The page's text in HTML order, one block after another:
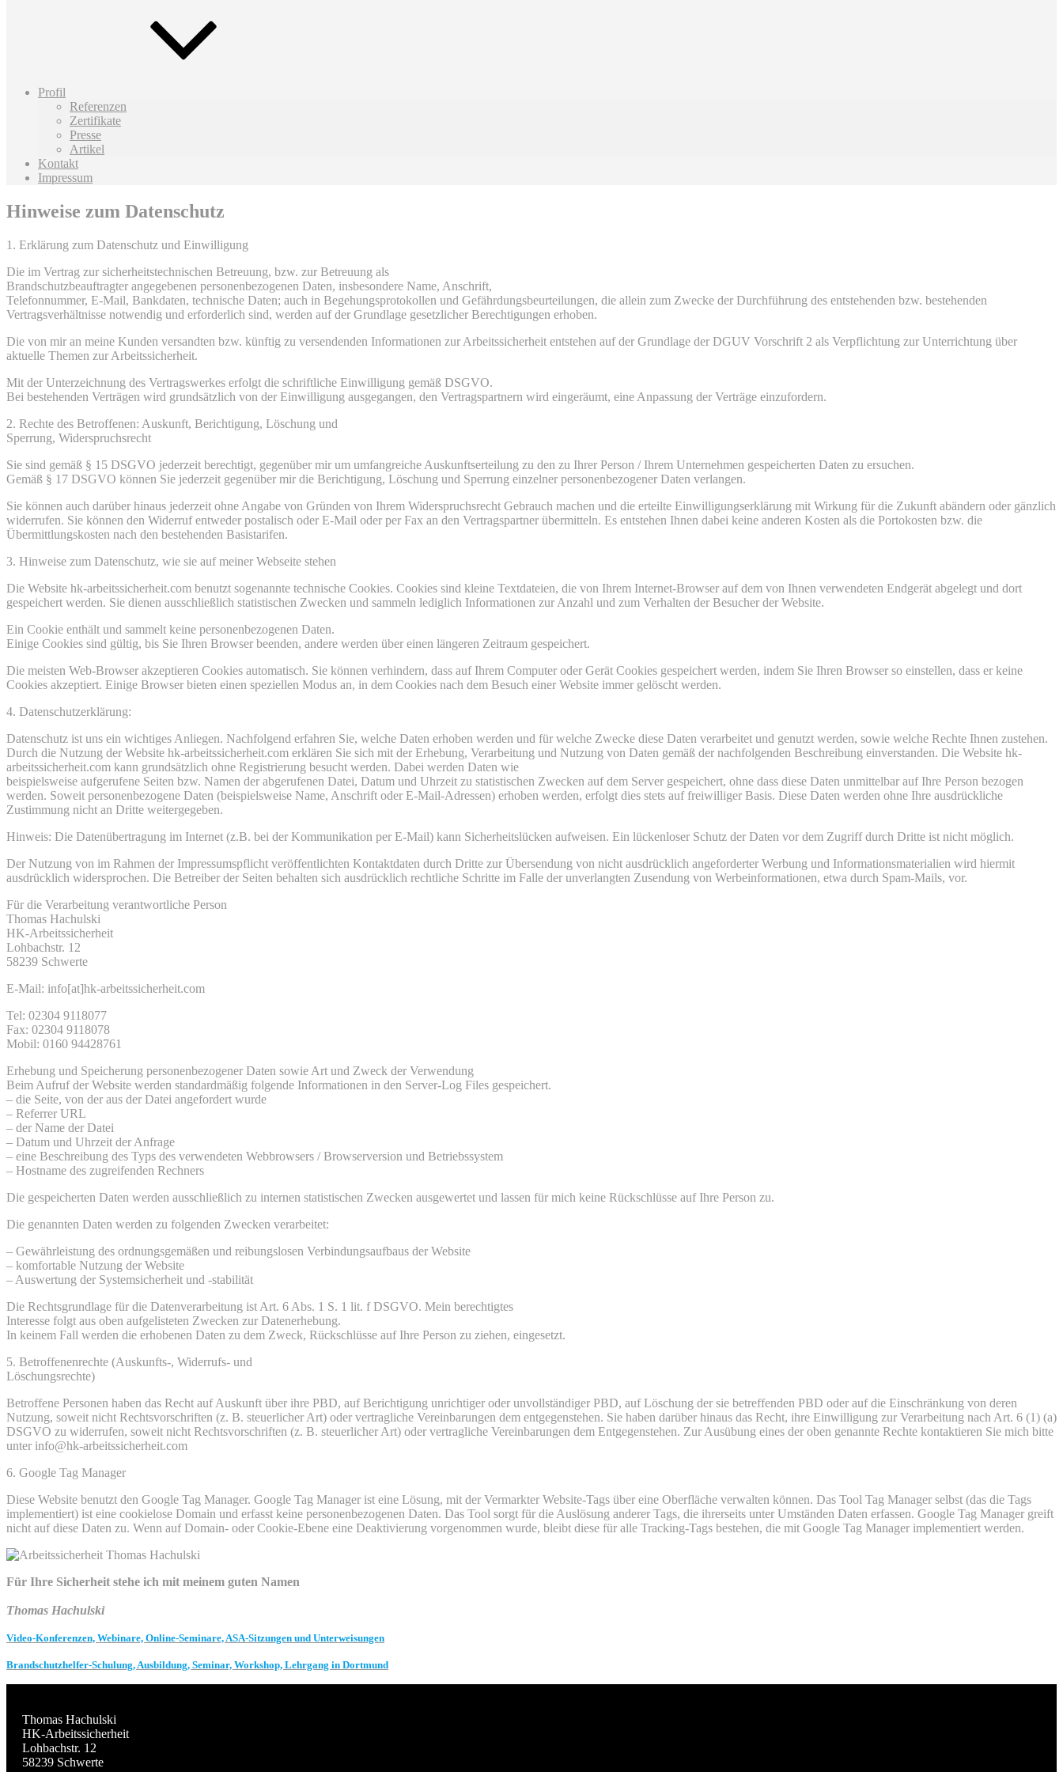
Profil
Referenzen
Zertifikate
Presse
Artikel
Kontakt
Impressum
Hinweise zum Datenschutz
1. Erklärung zum Datenschutz und Einwilligung
Die im Vertrag zur sicherheitstechnischen Betreuung, bzw. zur Betreuung als
Brandschutzbeauftragter angegebenen personenbezogenen Daten, insbesondere Name, Anschrift,
Telefonnummer, E-Mail, Bankdaten, technische Daten; auch in Begehungsprotokollen und Gefährdungsbeurteilungen, die allein zum Zwecke der Durchführung des entstehenden bzw. bestehenden
Vertragsverhältnisse notwendig und erforderlich sind, werden auf der Grundlage gesetzlicher Berechtigungen erhoben.
Die von mir an meine Kunden versandten bzw. künftig zu versendenden Informationen zur Arbeitssicherheit entstehen auf der Grundlage der DGUV Vorschrift 2 als Verpflichtung zur Unterrichtung über
aktuelle Themen zur Arbeitssicherheit.
Mit der Unterzeichnung des Vertragswerkes erfolgt die schriftliche Einwilligung gemäß DSGVO.
Bei bestehenden Verträgen wird grundsätzlich von der Einwilligung ausgegangen, den Vertragspartnern wird eingeräumt, eine Anpassung der Verträge einzufordern.
2. Rechte des Betroffenen: Auskunft, Berichtigung, Löschung und
Sperrung, Widerspruchsrecht
Sie sind gemäß § 15 DSGVO jederzeit berechtigt, gegenüber mir um umfangreiche Auskunftserteilung zu den zu Ihrer Person / Ihrem Unternehmen gespeicherten Daten zu ersuchen.
Gemäß § 17 DSGVO können Sie jederzeit gegenüber mir die Berichtigung, Löschung und Sperrung einzelner personenbezogener Daten verlangen.
Sie können auch darüber hinaus jederzeit ohne Angabe von Gründen von Ihrem Widerspruchsrecht Gebrauch machen und die erteilte Einwilligungserklärung mit Wirkung für die Zukunft abändern oder gänzlich
widerrufen. Sie können den Widerruf entweder postalisch oder E-Mail oder per Fax an den Vertragspartner übermitteln. Es entstehen Ihnen dabei keine anderen Kosten als die Portokosten bzw. die
Übermittlungskosten nach den bestehenden Basistarifen.
3. Hinweise zum Datenschutz, wie sie auf meiner Webseite stehen
Die Website hk-arbeitssicherheit.com benutzt sogenannte technische Cookies. Cookies sind kleine Textdateien, die von Ihrem Internet-Browser auf dem von Ihnen verwendeten Endgerät abgelegt und dort
gespeichert werden. Sie dienen ausschließlich statistischen Zwecken und sammeln lediglich Informationen zur Anzahl und zum Verhalten der Besucher der Website.
Ein Cookie enthält und sammelt keine personenbezogenen Daten.
Einige Cookies sind gültig, bis Sie Ihren Browser beenden, andere werden über einen längeren Zeitraum gespeichert.
Die meisten Web-Browser akzeptieren Cookies automatisch. Sie können verhindern, dass auf Ihrem Computer oder Gerät Cookies gespeichert werden, indem Sie Ihren Browser so einstellen, dass er keine
Cookies akzeptiert. Einige Browser bieten einen speziellen Modus an, in dem Cookies nach dem Besuch einer Website immer gelöscht werden.
4. Datenschutzerklärung:
Datenschutz ist uns ein wichtiges Anliegen. Nachfolgend erfahren Sie, welche Daten erhoben werden und für welche Zwecke diese Daten verarbeitet und genutzt werden, sowie welche Rechte Ihnen zustehen.
Durch die Nutzung der Website hk-arbeitssicherheit.com erklären Sie sich mit der Erhebung, Verarbeitung und Nutzung von Daten gemäß der nachfolgenden Beschreibung einverstanden. Die Website hk-
arbeitssicherheit.com kann grundsätzlich ohne Registrierung besucht werden. Dabei werden Daten wie
beispielsweise aufgerufene Seiten bzw. Namen der abgerufenen Datei, Datum und Uhrzeit zu statistischen Zwecken auf dem Server gespeichert, ohne dass diese Daten unmittelbar auf Ihre Person bezogen
werden. Soweit personenbezogene Daten (beispielsweise Name, Anschrift oder E-Mail-Adressen) erhoben werden, erfolgt dies stets auf freiwilliger Basis. Diese Daten werden ohne Ihre ausdrückliche
Zustimmung nicht an Dritte weitergegeben.
Hinweis: Die Datenübertragung im Internet (z.B. bei der Kommunikation per E-Mail) kann Sicherheitslücken aufweisen. Ein lückenloser Schutz der Daten vor dem Zugriff durch Dritte ist nicht möglich.
Der Nutzung von im Rahmen der Impressumspflicht veröffentlichten Kontaktdaten durch Dritte zur Übersendung von nicht ausdrücklich angeforderter Werbung und Informationsmaterialien wird hiermit
ausdrücklich widersprochen. Die Betreiber der Seiten behalten sich ausdrücklich rechtliche Schritte im Falle der unverlangten Zusendung von Werbeinformationen, etwa durch Spam-Mails, vor.
Für die Verarbeitung verantwortliche Person
Thomas Hachulski
HK-Arbeitssicherheit
Lohbachstr. 12
58239 Schwerte
E-Mail: info[at]hk-arbeitssicherheit.com
Tel: 02304 9118077
Fax: 02304 9118078
Mobil: 0160 94428761
Erhebung und Speicherung personenbezogener Daten sowie Art und Zweck der Verwendung
Beim Aufruf der Website werden standardmäßig folgende Informationen in den Server-Log Files gespeichert.
– die Seite, von der aus der Datei angefordert wurde
– Referrer URL
– der Name der Datei
– Datum und Uhrzeit der Anfrage
– eine Beschreibung des Typs des verwendeten Webbrowsers / Browserversion und Betriebssystem
– Hostname des zugreifenden Rechners
Die gespeicherten Daten werden ausschließlich zu internen statistischen Zwecken ausgewertet und lassen für mich keine Rückschlüsse auf Ihre Person zu.
Die genannten Daten werden zu folgenden Zwecken verarbeitet:
– Gewährleistung des ordnungsgemäßen und reibungslosen Verbindungsaufbaus der Website
– komfortable Nutzung der Website
– Auswertung der Systemsicherheit und -stabilität
Die Rechtsgrundlage für die Datenverarbeitung ist Art. 6 Abs. 1 S. 1 lit. f DSGVO. Mein berechtigtes
Interesse folgt aus oben aufgelisteten Zwecken zur Datenerhebung.
In keinem Fall werden die erhobenen Daten zu dem Zweck, Rückschlüsse auf Ihre Person zu ziehen, eingesetzt.
5. Betroffenenrechte (Auskunfts-, Widerrufs- und
Löschungsrechte)
Betroffene Personen haben das Recht auf Auskunft über ihre PBD, auf Berichtigung unrichtiger oder unvollständiger PBD, auf Löschung der sie betreffenden PBD oder auf die Einschränkung von deren
Nutzung, soweit nicht Rechtsvorschriften (z. B. steuerlicher Art) oder vertragliche Vereinbarungen dem entgegenstehen. Sie haben darüber hinaus das Recht, ihre Einwilligung zur Verarbeitung nach Art. 6 (1) (a)
DSGVO zu widerrufen, soweit nicht Rechtsvorschriften (z. B. steuerlicher Art) oder vertragliche Vereinbarungen dem Entgegenstehen. Zur Ausübung eines der oben genannte Rechte kontaktieren Sie mich bitte
unter info@hk-arbeitssicherheit.com
6. Google Tag Manager
Diese Website benutzt den Google Tag Manager. Google Tag Manager ist eine Lösung, mit der Vermarkter Website-Tags über eine Oberfläche verwalten können. Das Tool Tag Manager selbst (das die Tags
implementiert) ist eine cookielose Domain und erfasst keine personenbezogenen Daten. Das Tool sorgt für die Auslösung anderer Tags, die ihrerseits unter Umständen Daten erfassen. Google Tag Manager greift
nicht auf diese Daten zu. Wenn auf Domain- oder Cookie-Ebene eine Deaktivierung vorgenommen wurde, bleibt diese für alle Tracking-Tags bestehen, die mit Google Tag Manager implementiert werden.
Für Ihre Sicherheit stehe ich mit meinem guten Namen
Thomas Hachulski
Video-Konferenzen, Webinare, Online-Seminare, ASA-Sitzungen und Unterweisungen
Brandschutzhelfer-Schulung, Ausbildung, Seminar, Workshop, Lehrgang in Dortmund
Thomas Hachulski
HK-Arbeitssicherheit
Lohbachstr. 12
58239 Schwerte